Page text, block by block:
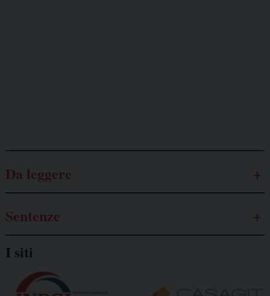
Da leggere
Sentenze
I siti